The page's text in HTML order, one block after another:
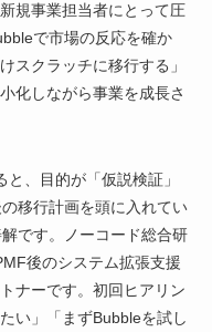
規事業担当者にとって圧
で市場の反応を確か
スクラッチに移行する」
化しながら事業を成長さ
、目的が「仮説検証」
移行計画を頭に入れてい
です。ノーコード総合研
後のシステム拡張支援
ナーです。初回ヒアリン
い」「まずBubbleを試し